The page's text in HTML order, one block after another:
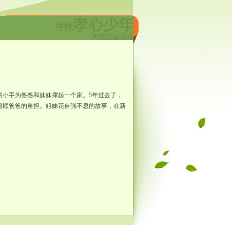
手为爸爸和妹妹撑起一个家。5年过去了，
爸爸的重担。姐妹花自强不息的故事，在新